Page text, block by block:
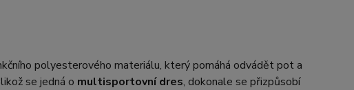
polyesterového materiálu, který pomáhá odvádět pot a
se jedná o multisportovní dres, dokonale se přizpůsobí